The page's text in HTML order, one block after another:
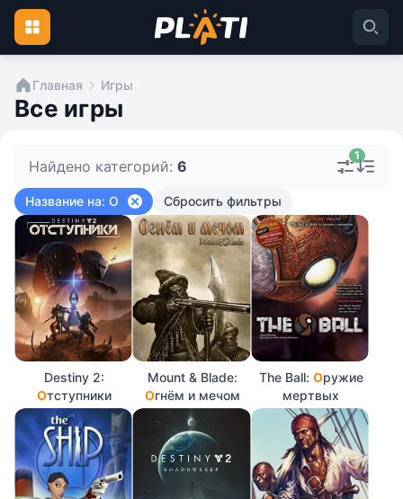
Главная Игры
Все игры
Найдено категорий: 6
1
Название на: О Сбросить фильтры
Destiny 2:
Отступники
Mount & Blade:
Огнём и мечом
The Ball: Оружие
мертвых